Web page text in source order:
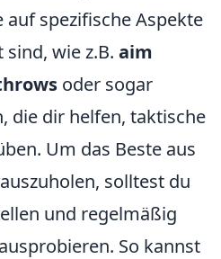
auf spezifische Aspekte
wie z.B. aim
oder sogar
die dir helfen, taktische
Um das Beste aus
solltest du
und regelmäßig
So kannst